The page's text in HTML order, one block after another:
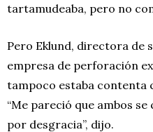
tartamudeaba, pero no
Pero Eklund, directora de
empresa de perforación
tampoco estaba contenta
“Me pareció que ambos
por desgracia”, dijo.